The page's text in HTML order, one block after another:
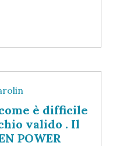
è difficile
valido . Il
POWER